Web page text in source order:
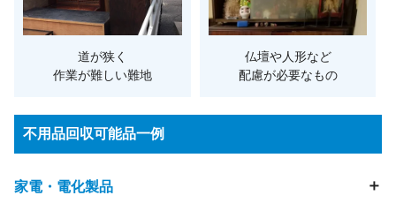
道が狭く
作業が難しい難地
仏壇や人形など
配慮が必要なもの
不用品回収可能品一例
家電・電化製品